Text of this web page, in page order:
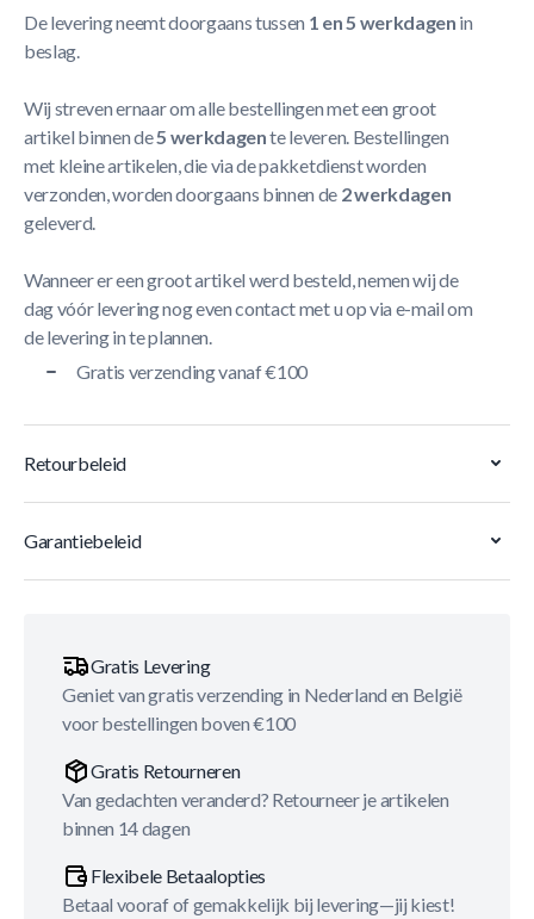
De levering neemt doorgaans tussen 1 en 5 werkdagen in
beslag.
Wij streven ernaar om alle bestellingen met een groot
artikel binnen de5 werkdagente leveren. Bestellingen
met kleine artikelen, die via de pakketdienst worden
verzonden, worden doorgaans binnen de 2 werkdagen
geleverd.
Wanneer er een groot artikel werd besteld, nemen wij de
dag vóór levering nog even contact met u op via e-mail om
de levering in te plannen.
Gratis verzending vanaf €100
Retourbeleid
Garantiebeleid
Gratis Levering
Geniet van gratis verzending in Nederland en België
voor bestellingen boven €100
Gratis Retourneren
Van gedachten veranderd? Retourneer je artikelen
binnen 14 dagen
Flexibele Betaalopties
Betaal vooraf of gemakkelijk bij levering—jij kiest!